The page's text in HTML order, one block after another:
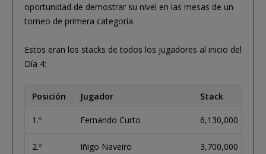
oportunidad de demostrar su nivel en las mesas de un
torneo de primera categoría.
Estos eran los stacks de todos los jugadores al inicio del
Día 4:
Posición Jugador Stack
1.º Fernando Curto 6,130,000
2.º Iñigo Naveiro 3,700,000